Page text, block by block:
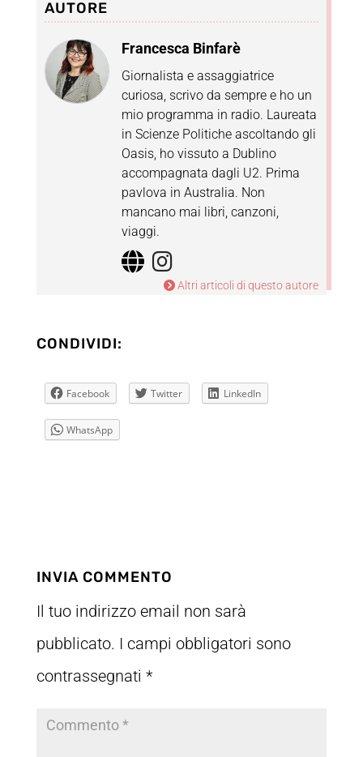
AUTORE
Francesca Binfarè
Giornalista e assaggiatrice
curiosa, scrivo da sempre e ho un
mio programma in radio. Laureata
in Scienze Politiche ascoltando gli
Oasis, ho vissuto a Dublino
accompagnata dagli U2. Prima
pavlova in Australia. Non
mancano mai libri, canzoni,
viaggi.
Altri articoli di questo autore
CONDIVIDI:
Facebook Twitter LinkedIn
WhatsApp
INVIA COMMENTO
Il tuo indirizzo email non sarà
pubblicato. I campi obbligatori sono
contrassegnati *